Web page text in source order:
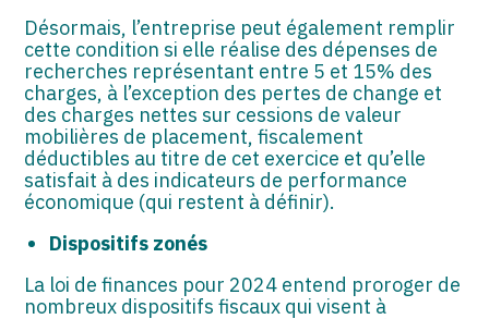
Désormais, l’entreprise peut également remplir
cette condition si elle réalise des dépenses de
recherches représentant entre 5 et 15% des
charges, à l’exception des pertes de change et
des charges nettes sur cessions de valeur
mobilières de placement, fiscalement
déductibles au titre de cet exercice et qu’elle
satisfait à des indicateurs de performance
économique (qui restent à définir).
Dispositifs zonés
La loi de finances pour 2024 entend proroger de
nombreux dispositifs fiscaux qui visent à